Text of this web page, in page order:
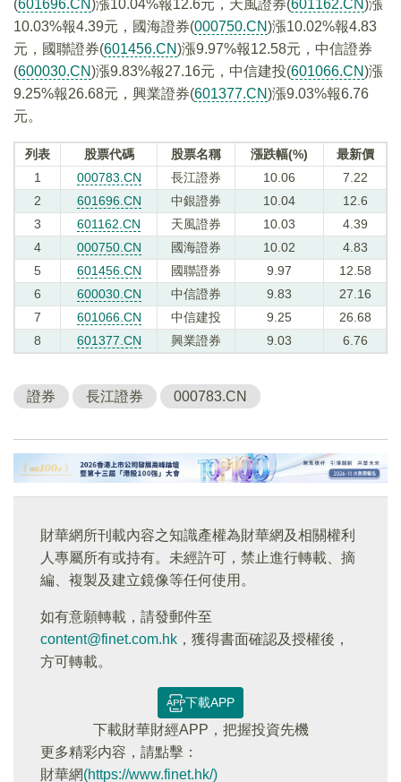
(601696.CN)漲10.04%報12.6元，天風證券(601162.CN)漲
10.03%報4.39元，國海證券(000750.CN)漲10.02%報4.83
元，國聯證券(601456.CN)漲9.97%報12.58元，中信證券
(600030.CN)漲9.83%報27.16元，中信建投(601066.CN)漲
9.25%報26.68元，興業證券(601377.CN)漲9.03%報6.76
元。
列表 股票代碼 股票名稱 漲跌幅(%)
最新價
1
000783.CN 長江證券 10.06
7.22
2
601696.CN 中銀證券 10.04
12.6
3
601162.CN 天風證券 10.03
4.39
4
000750.CN 國海證券 10.02
4.83
5
601456.CN 國聯證券 9.97
12.58
6
600030.CN 中信證券 9.83
27.16
7
601066.CN 中信建投 9.25
26.68
8
601377.CN 興業證券 9.03 6.76
證券 長江證券 000783.CN
財華網所刊載內容之知識產權為財華網及相關權利
人專屬所有或持有。未經許可，禁止進行轉載、摘
編、複製及建立鏡像等任何使用。
如有意願轉載，請發郵件至
content@finet.com.hk ，獲得書面確認及授權後，
方可轉載。
下載APP
下載財華財經APP，把握投資先機
更多精彩内容，請點擊：
財華網(https://www.finet.hk/)